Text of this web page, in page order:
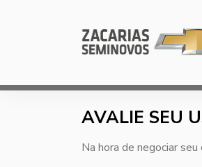
AVALIE SEU
Na hora de negociar seu